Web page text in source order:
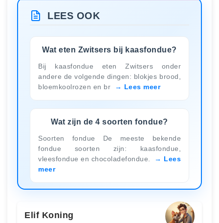
LEES OOK
Wat eten Zwitsers bij kaasfondue?
Bij kaasfondue eten Zwitsers onder
andere de volgende dingen: blokjes brood,
bloemkoolrozen en br
Lees meer
Wat zijn de 4 soorten fondue?
Soorten fondue De meeste bekende
fondue soorten zijn: kaasfondue,
vleesfondue en chocoladefondue.
Lees
meer
Elif Koning